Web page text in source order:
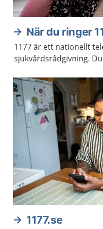
När du ringer
1177 är ett nationellt
sjukvårdsrådgivning.
1177.se